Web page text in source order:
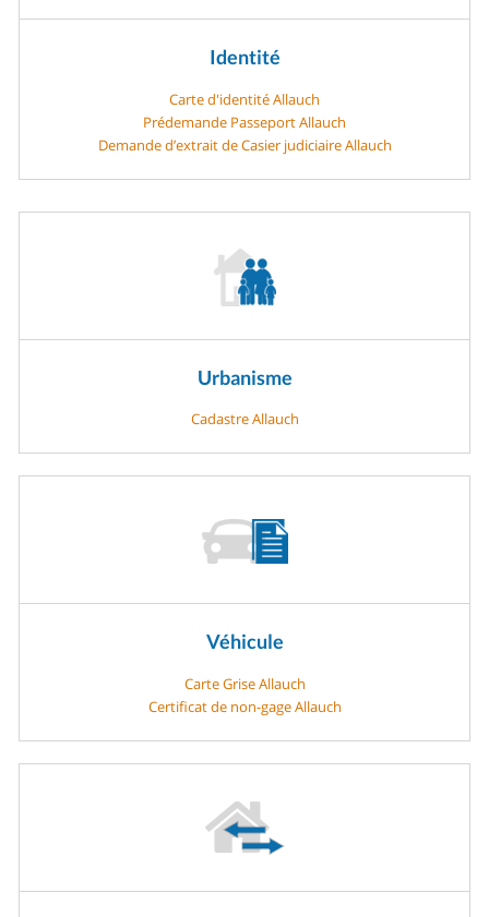
Identité
Carte d'identité Allauch
Prédemande Passeport Allauch
Demande d’extrait de Casier judiciaire Allauch
Urbanisme
Cadastre Allauch
Véhicule
Carte Grise Allauch
Certificat de non-gage Allauch